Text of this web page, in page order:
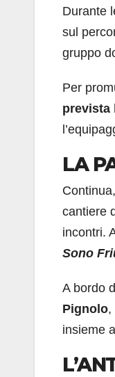
Durante
sul
gruppo
Per
prevista
LA
cantiere
incontri.
Sono
A bordo
Pignolo,
insieme